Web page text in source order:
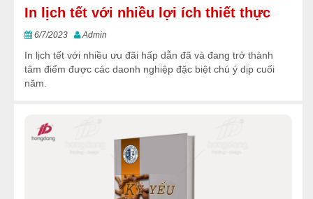
In lịch tết với nhiều lợi ích thiết thực
6/7/2023 Admin
In lịch tết với nhiều ưu đãi hấp dẫn đã và đang trở thành
tâm điểm được các daonh nghiệp đặc biệt chú ý dịp cuối
năm.